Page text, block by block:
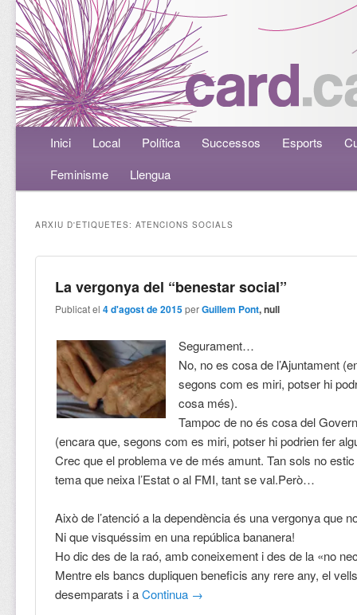
Menú principalAneu al contingut principal
Aneu al contingut secundari
Inici Local Política Successos Esports
Feminisme
Llengua
ARXIU D'ETIQUETES:ATENCIONS SOCIALS
La vergonya del “benestar social”
Publicat el4 d'agost de 2015 perGuillem Pont, null
Segurament…
No, no es cosa de l’Ajuntament
segons com es miri, potser hi
cosa més).
Tampoc de no és cosa del
(encara que, segons com es miri, potser hi podrien fer
Crec que el problema ve de més amunt. Tan sols no
tema que neixa l’Estat o al FMI, tant se val.Però…
Això de l’atenció a la dependència és una vergonya que
Ni que visquéssim en una república bananera!
Ho dic des de la raó, amb coneixement i des de la «no
Mentre els bancs dupliquen beneficis any rere any, el
desemparats i aContinua →